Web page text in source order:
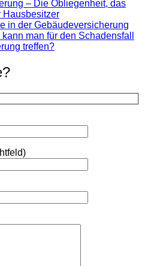
– Die Obliegenheit, das
Hausbesitzer
in der Gebäudeversicherung
man für den Schadensfall
treffen?